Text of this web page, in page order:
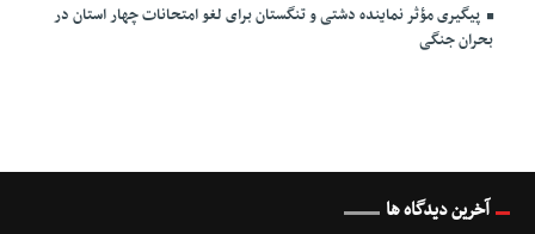
پیگیری مؤثر نماینده دشتی و تنگستان برای لغو امتحانات چهار استان در
بحران جنگی
آخرین دیدگاه ها